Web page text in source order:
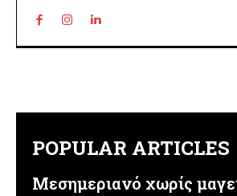
POPULAR ARTICLES
Μεσημεριανό χωρίς